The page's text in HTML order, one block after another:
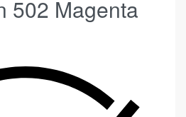
502 Magenta